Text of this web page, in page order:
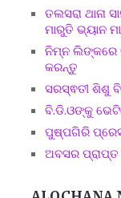
ତଲସରା ଥାନା
ମାରୁତି ଭ୍ୟାନ
ନିମ୍ନ ଲିଙ୍କରେ
କରନ୍ତୁ
ସରସ୍ଵତୀ ଶିଶୁ
ବି.ଡି.ଓଙ୍କୁ
ପୁଷ୍ପଗିରି
ଅବସର